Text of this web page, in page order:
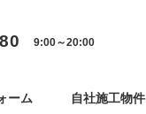
9:00～20:00
ーム 自社施工物件